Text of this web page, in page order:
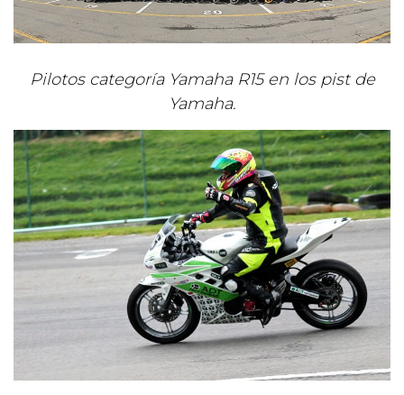
Pilotos categoría Yamaha R15 en los pist de
Yamaha.